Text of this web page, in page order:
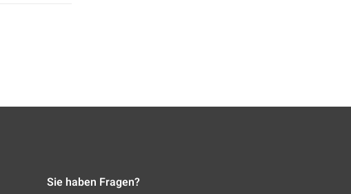
Sie haben Fragen?